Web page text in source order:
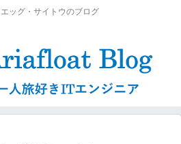
ッグ・サイトウのブログ